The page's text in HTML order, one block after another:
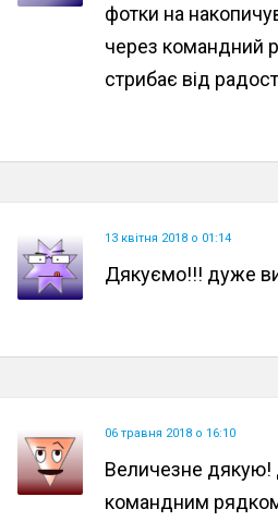
фотки на
через командний
стрибає від
13 квітня 2018 о 01:14
Дякуємо!!! дуже
06 травня 2018 о 16:10
Величезне дякую!
командним